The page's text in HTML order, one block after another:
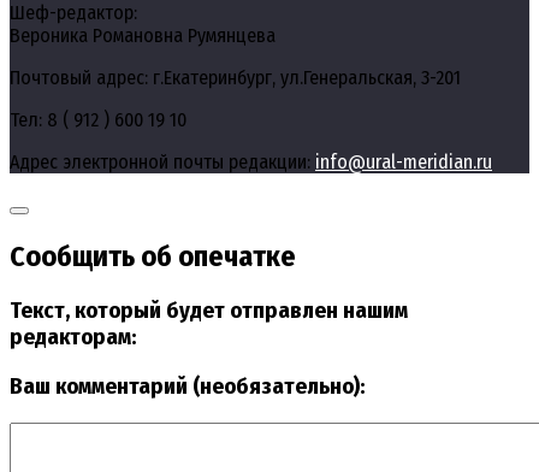
Шеф-редактор:
Вероника Романовна Румянцева
Почтовый адрес: г.Екатеринбург, ул.Генеральская, 3-201
Тел: 8 ( 912 ) 600 19 10
Адрес электронной почты редакции: info@ural-meridian.ru
Сообщить об опечатке
Текст, который будет отправлен нашим
редакторам:
Ваш комментарий (необязательно):